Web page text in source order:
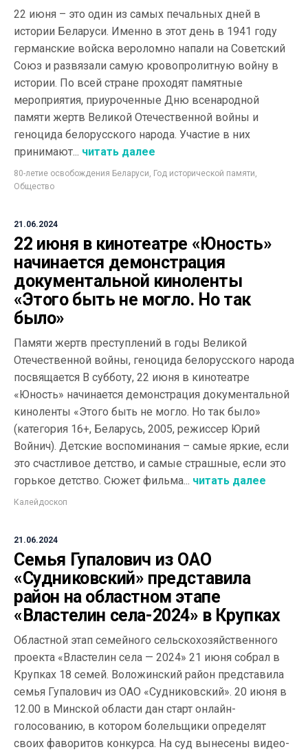
22 июня – это один из самых печальных дней в
истории Беларуси. Именно в этот день в 1941 году
германские войска вероломно напали на Советский
Союз и развязали самую кровопролитную войну в
истории. По всей стране проходят памятные
мероприятия, приуроченные Дню всенародной
памяти жертв Великой Отечественной войны и
геноцида белорусского народа. Участие в них
принимают... читать далее
80-летие освобождения Беларуси, Год исторической памяти,
Общество
21.06.2024
22 июня в кинотеатре «Юность»
начинается демонстрация
документальной киноленты
«Этого быть не могло. Но так
было»
Памяти жертв преступлений в годы Великой
Отечественной войны, геноцида белорусского народа
посвящается В субботу, 22 июня в кинотеатре
«Юность» начинается демонстрация документальной
киноленты «Этого быть не могло. Но так было»
(категория 16+, Беларусь, 2005, режиссер Юрий
Войнич). Детские воспоминания – самые яркие, если
это счастливое детство, и самые страшные, если это
горькое детство. Сюжет фильма... читать далее
Калейдоскоп
21.06.2024
Семья Гупалович из ОАО
«Судниковский» представила
район на областном этапе
«Властелин села-2024» в Крупках
Областной этап семейного сельскохозяйственного
проекта «Властелин села — 2024» 21 июня собрал в
Крупках 18 семей. Воложинский район представила
семья Гупалович из ОАО «Судниковский». 20 июня в
12.00 в Минской области дан старт онлайн-
голосованию, в котором болельщики определят
своих фаворитов конкурса. На суд вынесены видео-